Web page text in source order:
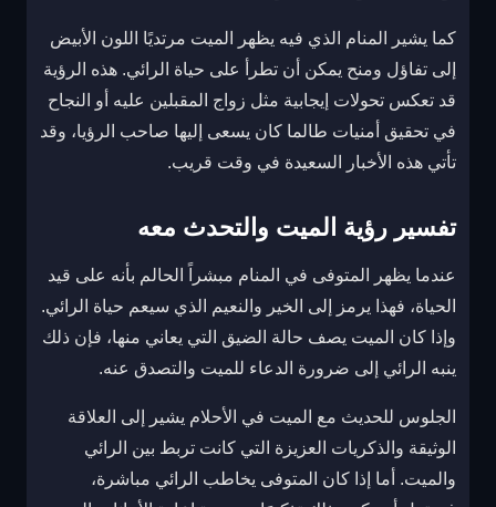
كما يشير المنام الذي فيه يظهر الميت مرتديًا اللون الأبيض
إلى تفاؤل ومنح يمكن أن تطرأ على حياة الرائي. هذه الرؤية
قد تعكس تحولات إيجابية مثل زواج المقبلين عليه أو النجاح
في تحقيق أمنيات طالما كان يسعى إليها صاحب الرؤيا، وقد
تأتي هذه الأخبار السعيدة في وقت قريب.
تفسير رؤية الميت والتحدث معه
عندما يظهر المتوفى في المنام مبشراً الحالم بأنه على قيد
الحياة، فهذا يرمز إلى الخير والنعيم الذي سيعم حياة الرائي.
وإذا كان الميت يصف حالة الضيق التي يعاني منها، فإن ذلك
ينبه الرائي إلى ضرورة الدعاء للميت والتصدق عنه.
الجلوس للحديث مع الميت في الأحلام يشير إلى العلاقة
الوثيقة والذكريات العزيزة التي كانت تربط بين الرائي
والميت. أما إذا كان المتوفى يخاطب الرائي مباشرة،